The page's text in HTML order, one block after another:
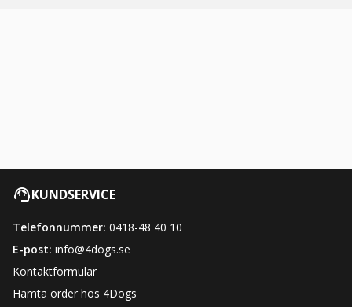
KUNDSERVICE
Telefonnummer: 0418-48 40 10
E-post: info@4dogs.se
Kontaktformulär
Hämta order hos 4Dogs